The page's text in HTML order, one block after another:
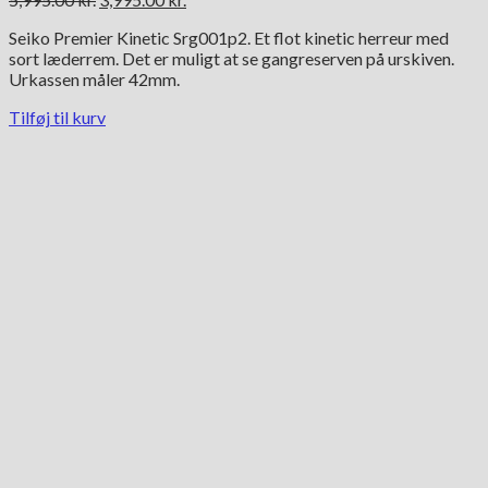
pris
var:
5,995.00 kr..
pris
er:
Seiko Premier Kinetic Srg001p2. Et flot kinetic herreur med
sort læderrem. Det er muligt at se gangreserven på urskiven.
Urkassen måler 42mm.
Tilføj til kurv